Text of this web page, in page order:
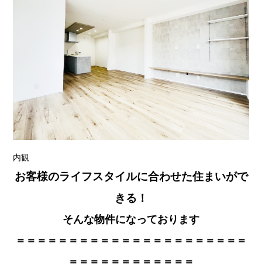
内観
お客様のライフスタイルに合わせた住まいがで
きる！
そんな物件になっております
＝＝＝＝＝＝＝＝＝＝＝＝＝＝＝＝＝＝＝＝＝＝
＝＝＝＝＝＝＝＝＝＝＝＝